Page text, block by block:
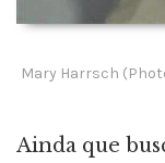
Mary Harrsch
Ainda que